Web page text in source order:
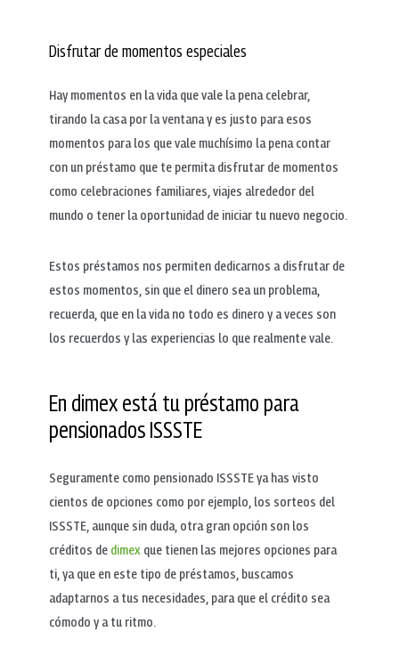
Disfrutar de momentos especiales
Hay momentos en la vida que vale la pena celebrar,
tirando la casa por la ventana y es justo para esos
momentos para los que vale muchísimo la pena contar
con un préstamo que te permita disfrutar de momentos
como celebraciones familiares, viajes alrededor del
mundo o tener la oportunidad de iniciar tu nuevo negocio.
Estos préstamos nos permiten dedicarnos a disfrutar de
estos momentos, sin que el dinero sea un problema,
recuerda, que en la vida no todo es dinero y a veces son
los recuerdos y las experiencias lo que realmente vale.
En dimex está tu préstamo para
pensionados ISSSTE
Seguramente como pensionado ISSSTE ya has visto
cientos de opciones como por ejemplo, los sorteos del
ISSSTE, aunque sin duda, otra gran opción son los
créditos de dimex que tienen las mejores opciones para
ti, ya que en este tipo de préstamos, buscamos
adaptarnos a tus necesidades, para que el crédito sea
cómodo y a tu ritmo.